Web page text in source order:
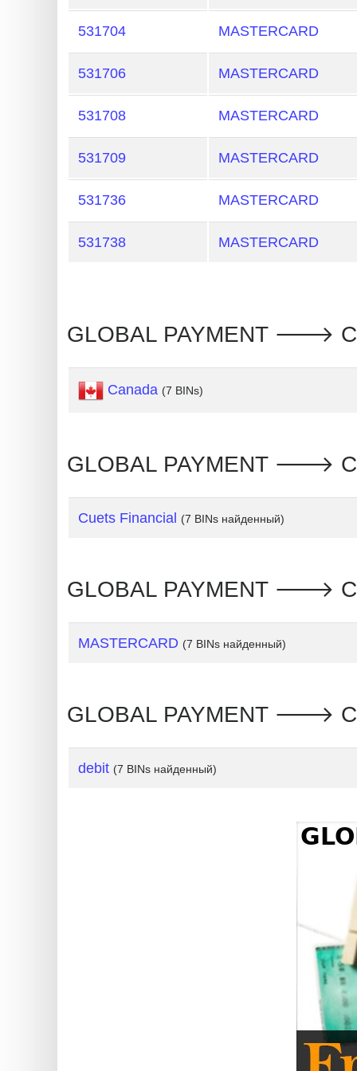
Generate
Credit
Card
from
BIN
Credit
Card
Checker
Service
What
Address
IP
BIN
/
Validator
531704 MASTERCARD
531706 MASTERCARD
531708 MASTERCARD
531709 MASTERCARD
531736 MASTERCARD
531738 MASTERCARD
GLOBAL PAYMENT 🡒
Canada (7 BINs)
GLOBAL PAYMENT 🡒
Cuets Financial (7 BINs найденный)
GLOBAL PAYMENT 🡒
MASTERCARD (7 BINs найденный)
GLOBAL PAYMENT 🡒
debit (7 BINs найденный)